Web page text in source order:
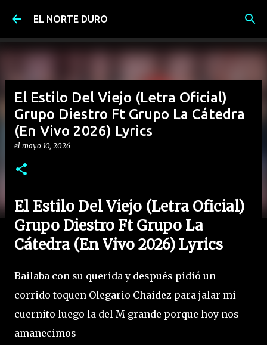
Ir al contenido principal
EL NORTE DURO
El Estilo Del Viejo (Letra Oficial)
Grupo Diestro Ft Grupo La Cátedra
(En Vivo 2026) Lyrics
el mayo 10, 2026
El Estilo Del Viejo (Letra Oficial)
Grupo Diestro Ft Grupo La
Cátedra (En Vivo 2026) Lyrics
Bailaba con su querida y después pidió un
corrido toquen Olegario Chaidez para jalar mi
cuernito luego la del M grande porque hoy nos
amanecimos